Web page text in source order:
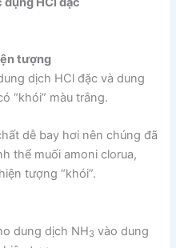
tượng
dịch HCl đặc và dung
“khói” màu trắng.
dễ bay hơi nên chúng đã
thể muối amoni clorua,
tượng “khói”.
dung dịch NH3 vào dung